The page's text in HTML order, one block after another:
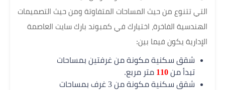
التي تتنوع من حيث المساحات المتفاوتة ومن حيث التصميمات
الهندسية الفاخرة، اختيارك في كمبوند بارك سايت العاصمة
الإدارية يكون فيما بين:
شقق سكنية مكونة من غرفتين بمساحات
تبدأ من 110 متر مربع.
شقق سكنية مكونة من 3 غرف بمساحات